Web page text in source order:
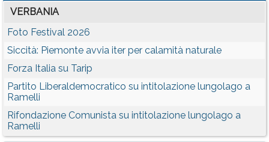
VERBANIA
Foto Festival 2026
Siccità: Piemonte avvia iter per calamità naturale
Forza Italia su Tarip
Partito Liberaldemocratico su intitolazione lungolago a
Ramelli
Rifondazione Comunista su intitolazione lungolago a
Ramelli